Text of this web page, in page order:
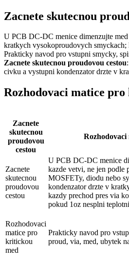
Zacnete skutecnou
U PCB DC-DC menice dimenzujte
kratkych vysokoproudovych smyckach;
Prakticky navod pro vstupni smycky,
Zacnete skutecnou proudovou cestou
civku a vystupni kondenzator drzte v
Rozhodovaci matice
Zacnete
skutecnou
proudovou
cestou
Zacnete
skutecnou
proudovou
cestou
U PCB DC-DC menice
kazde vetvi, ne jen podle
MOSFETy, diodu nebo
kondenzator drzte v
kazdy prechod pres via
pokud 1oz nesplni
Rozhodovaci
matice pro
kritickou
med
Prakticky navod pro
proud, via, med, ubytek